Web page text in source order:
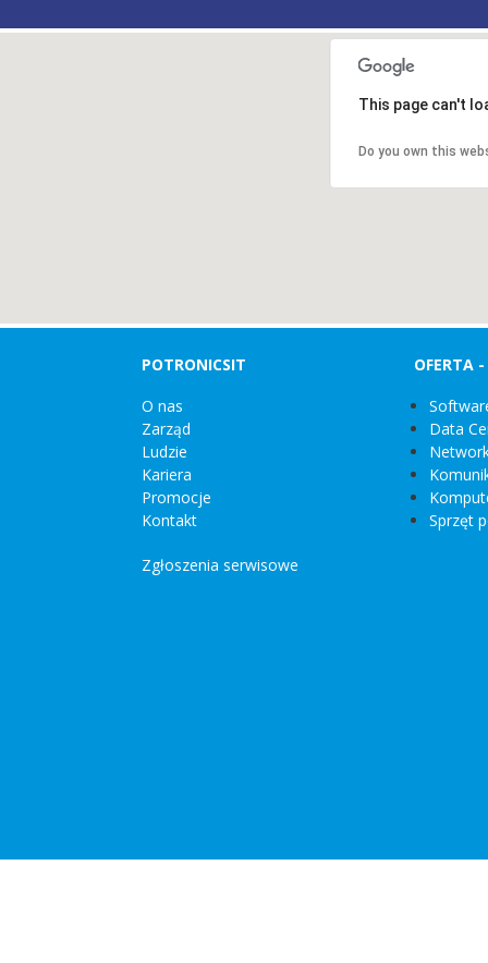
This page can't
Do you own this
POTRONICSIT
O nas
Zarząd
Ludzie
Kariera
Promocje
Kontakt
Zgłoszenia serwisowe
OFERTA
Data
Sprzęt